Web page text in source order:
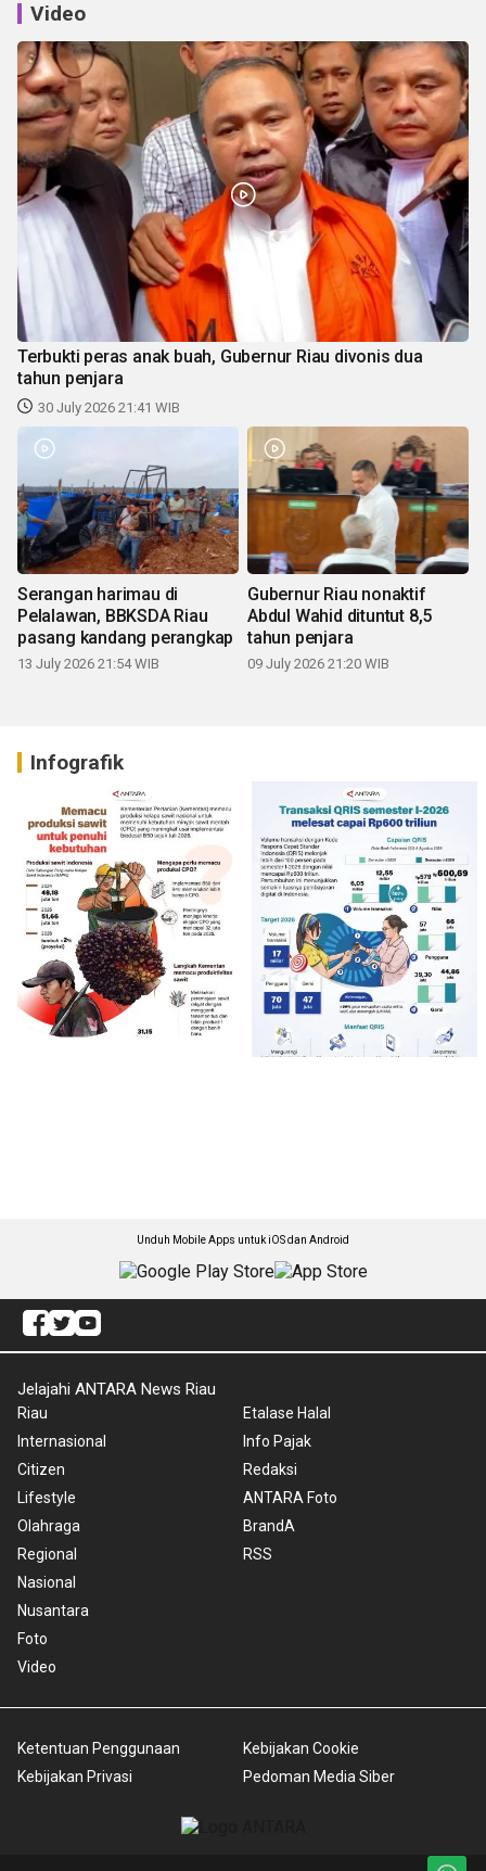
Video
Terbukti peras anak buah, Gubernur Riau divonis dua
tahun penjara
30 July 2026 21:41 WIB
Serangan harimau di
Pelalawan, BBKSDA Riau
pasang kandang perangkap
13 July 2026 21:54 WIB
Gubernur Riau nonaktif
Abdul Wahid dituntut 8,5
tahun penjara
09 July 2026 21:20 WIB
Infografik
Unduh Mobile Apps untuk iOS dan Android
Jelajahi ANTARA News Riau
Riau
Internasional
Citizen
Lifestyle
Olahraga
Regional
Nasional
Nusantara
Foto
Video
Etalase Halal
Info Pajak
Redaksi
ANTARA Foto
BrandA
RSS
Ketentuan Penggunaan
Kebijakan Privasi
Kebijakan Cookie
Pedoman Media Siber